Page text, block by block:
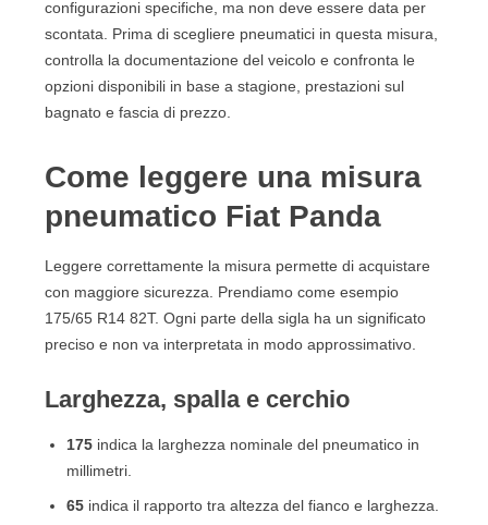
configurazioni specifiche, ma non deve essere data per
scontata. Prima di scegliere pneumatici in questa misura,
controlla la documentazione del veicolo e confronta le
opzioni disponibili in base a stagione, prestazioni sul
bagnato e fascia di prezzo.
Come leggere una misura
pneumatico Fiat Panda
Leggere correttamente la misura permette di acquistare
con maggiore sicurezza. Prendiamo come esempio
175/65 R14 82T. Ogni parte della sigla ha un significato
preciso e non va interpretata in modo approssimativo.
Larghezza, spalla e cerchio
175indica la larghezza nominale del pneumatico in
millimetri.
65indica il rapporto tra altezza del fianco e larghezza.